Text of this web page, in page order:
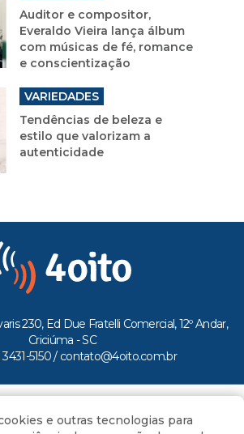
Auditor e compositor,
Everaldo Vieira lança álbum
com músicas de fé, romance
e conscientização
VARIEDADES
Tendências de beleza e
estilo que valorizam a
autenticidade
230, Ed Due Fratelli Comercial, 12º Andar,
Criciúma - SC
5150 / contato@4oito.com.br
direitos reservados ao Portal 4oito
e outras tecnologias para